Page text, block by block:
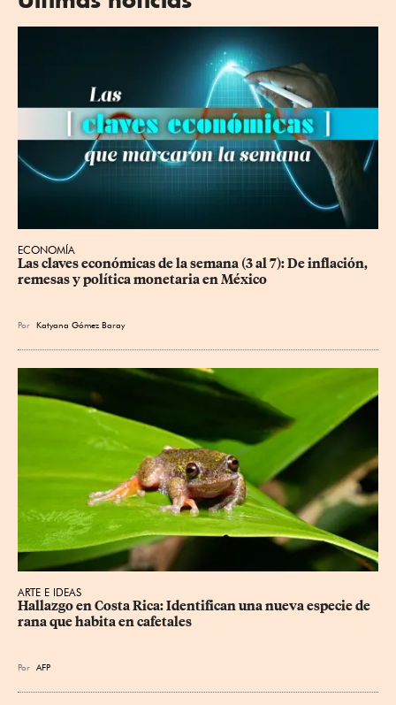
ECONOMÍA
Las claves económicas de la semana (3 al 7): De inflación,
remesas y política monetaria en México
Por Katyana Gómez Baray
ARTE E IDEAS
Hallazgo en Costa Rica: Identifican una nueva especie de
rana que habita en cafetales
Por AFP